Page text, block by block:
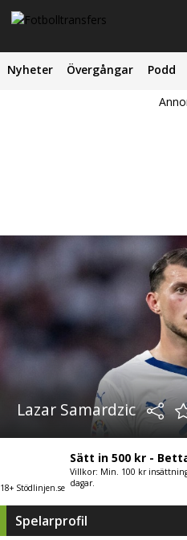
Nyheter Övergångar Podd
Lazar Samardzic
18+ Stödlinjen.se
Sätt in 500 kr -
Villkor: Min. 100 kr
dagar.
Spelarprofil